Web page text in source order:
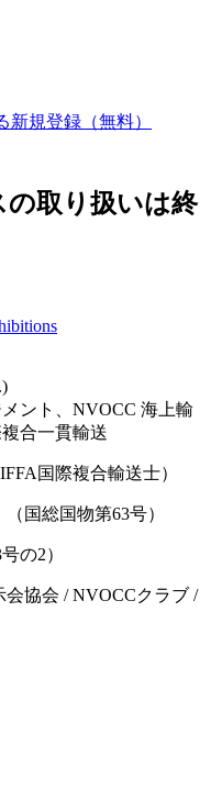
新規登録（無料）
の取り扱いは終
ント、NVOCC 海上輸
合一貫輸送
国際複合輸送士）
国総国物第63号）
の2）
協会 / NVOCCクラブ /